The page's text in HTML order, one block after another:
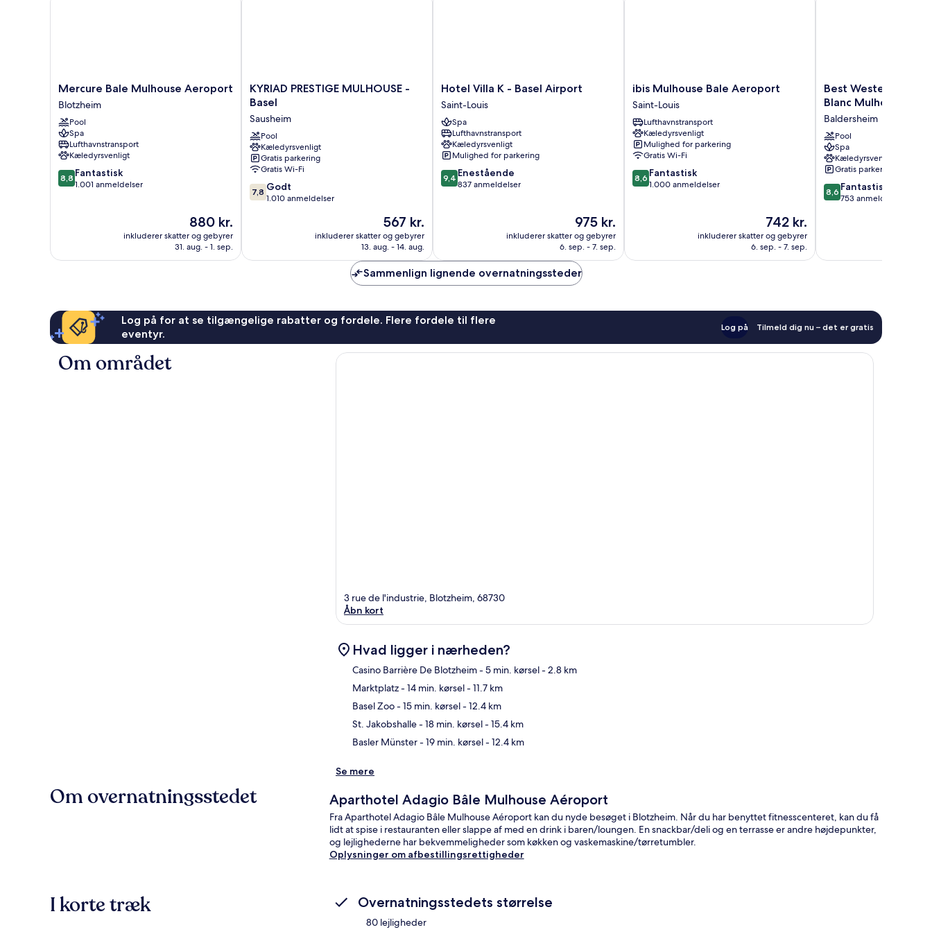
Mercure
Bale
Mulhouse
Aeroport
Blotzheim
Mercure Bale Mulhouse Aeroport
Blotzheim
Pool
Spa
Lufthavnstransport
Kæledyrsvenligt
8.8
ud
8,8 Fantastisk
1.001 anmeldelser
Prisen
er
880 kr.
880 kr.
inkluderer skatter og gebyrer
31. aug. - 1. sep.
KYRIAD
PRESTIGE
-
Basel
Sausheim
KYRIAD PRESTIGE MULHOUSE -
Basel
Sausheim
Pool
Kæledyrsvenligt
Gratis parkering
Gratis Wi-Fi
7.8
ud
anmeldelser
7,8 Godt
1.010 anmeldelser
Prisen
er
567 kr.
567 kr.
inkluderer skatter og gebyrer
13. aug. - 14. aug.
Hotel
Villa
K
-
Basel
Airport
Saint-
Louis
Hotel Villa K - Basel Airport
Saint-Louis
Spa
Lufthavnstransport
Kæledyrsvenligt
Mulighed for parkering
9.4
ud
9,4 Enestående
837 anmeldelser
Prisen
er
975 kr.
975 kr.
inkluderer skatter og gebyrer
6. sep. - 7. sep.
ibis
Mulhouse
Bale
Aeroport
Saint-
Louis
ibis Mulhouse Bale Aeroport
Saint-Louis
Lufthavnstransport
Kæledyrsvenligt
Mulighed for parkering
Gratis Wi-Fi
8.6
ud
8,6 Fantastisk
1.000 anmeldelser
Prisen
er
742 kr.
742 kr.
inkluderer skatter og gebyrer
6. sep. - 7. sep.
Best
Western
Au
Cheval
Blanc
Mulhouse
Nord
Baldersheim
Best Western Plus
Blanc Mulhouse
Baldersheim
Pool
Spa
Kæledyrsvenligt
Gratis parkering
8.6
ud
anmeldelser
8,6 Fantastisk
753 anmeldelser
Sammenlign lignende overnatningssteder
Log på for at se tilgængelige rabatter og fordele. Flere fordele til flere
eventyr.
Log på Tilmeld dig nu – det er gratis
Om området
3 rue de l'industrie, Blotzheim, 68730
Åbn kort
Hvad ligger i nærheden?
Casino Barrière De Blotzheim- 5 min. kørsel- 2.8 km
Marktplatz- 14 min. kørsel- 11.7 km
Basel Zoo- 15 min. kørsel- 12.4 km
St. Jakobshalle- 18 min. kørsel- 15.4 km
Basler Münster- 19 min. kørsel- 12.4 km
Se mere
Om overnatningsstedet Aparthotel Adagio Bâle Mulhouse Aéroport
Fra Aparthotel Adagio Bâle Mulhouse Aéroport kan du nyde besøget i Blotzheim. Når du har benyttet fitnesscenteret, kan du få
lidt at spise i restauranten eller slappe af med en drink i baren/loungen. En snackbar/deli og en terrasse er andre højdepunkter,
og lejlighederne har bekvemmeligheder som køkken og vaskemaskine/tørretumbler.
Oplysninger om afbestillingsrettigheder
I korte træk Overnatningsstedets størrelse
80 lejligheder